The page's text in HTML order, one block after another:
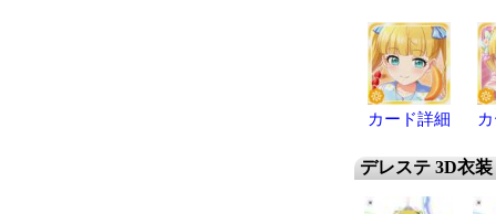
カード詳細
デレステ 3D衣装